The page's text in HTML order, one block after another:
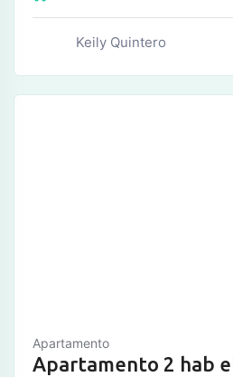
Keily Quintero
Apartamento
Apartamento 2 hab